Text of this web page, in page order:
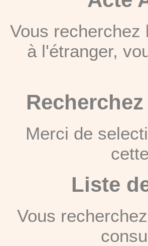
Vous
à l'étranger,
Merci de
Liste
Vous